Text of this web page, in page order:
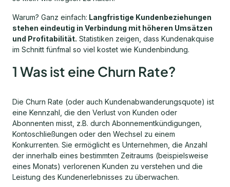
Warum? Ganz einfach: Langfristige Kundenbeziehungen
stehen eindeutig in Verbindung mit höheren Umsätzen
und Profitabilität. Statistiken zeigen, dass Kundenakquise
im Schnitt fünfmal so viel kostet wie Kundenbindung.
1 Was ist eine Churn Rate?
Die Churn Rate (oder auch Kundenabwanderungsquote) ist
eine Kennzahl, die den Verlust von Kunden oder
Abonnenten misst, z.B. durch Abonnementkündigungen,
Kontoschließungen oder den Wechsel zu einem
Konkurrenten. Sie ermöglicht es Unternehmen, die Anzahl
der innerhalb eines bestimmten Zeitraums (beispielsweise
eines Monats) verlorenen Kunden zu verstehen und die
Leistung des Kundenerlebnisses zu überwachen.